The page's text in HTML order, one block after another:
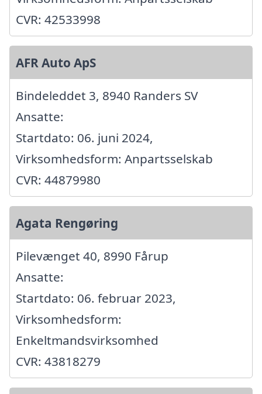
CVR: 42533998
AFR Auto ApS
Bindeleddet 3, 8940 Randers SV
Ansatte:
Startdato: 06. juni 2024,
Virksomhedsform: Anpartsselskab
CVR: 44879980
Agata Rengøring
Pilevænget 40, 8990 Fårup
Ansatte:
Startdato: 06. februar 2023,
Virksomhedsform:
Enkeltmandsvirksomhed
CVR: 43818279